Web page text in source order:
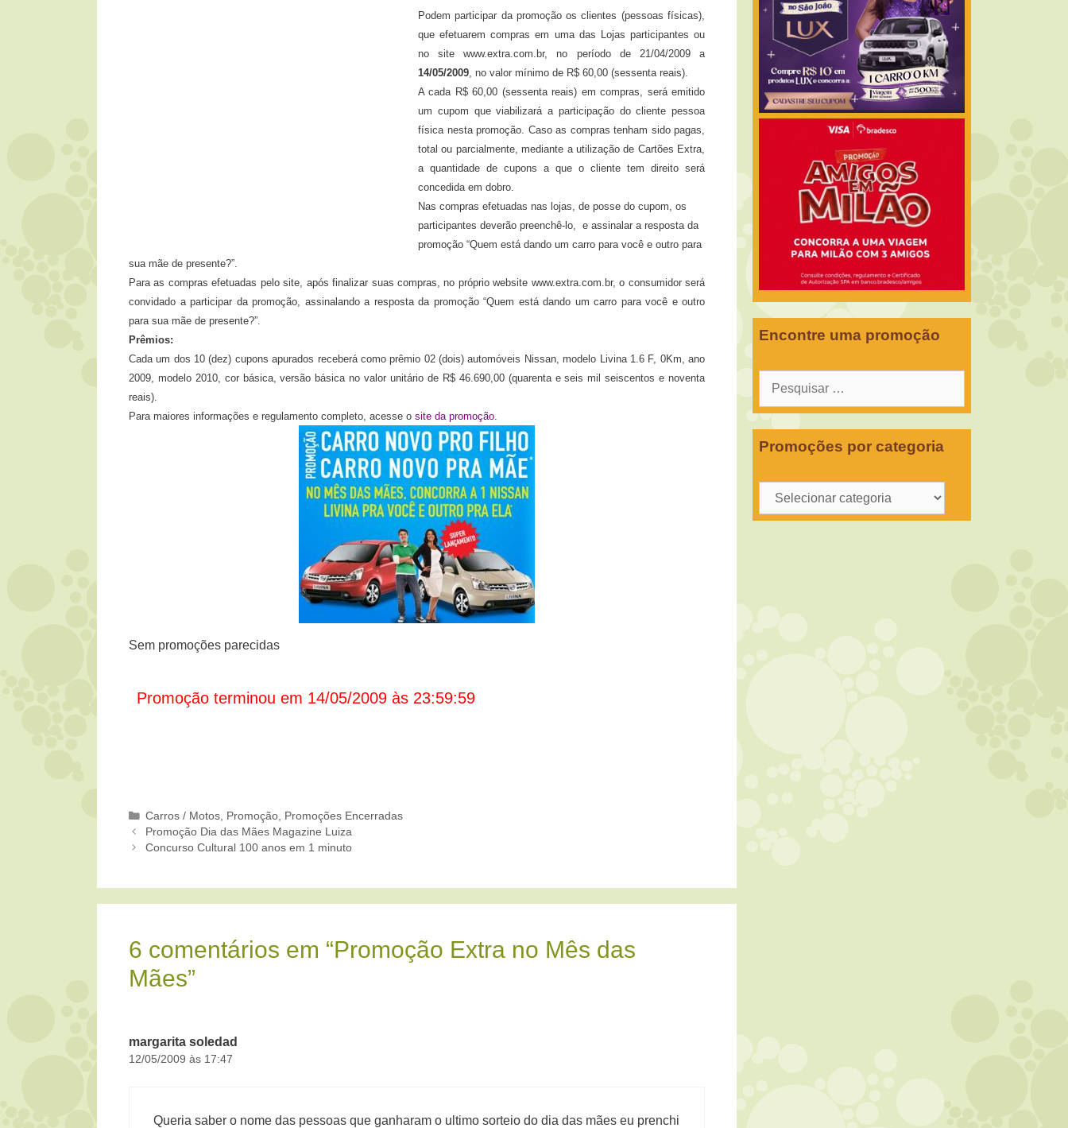
Podem participar da promoção os clientes (pessoas físicas),
que efetuarem compras em uma das Lojas participantes ou
no site www.extra.com.br, no período de 21/04/2009 a
14/05/2009, no valor mínimo de R$ 60,00 (sessenta reais).
A cada R$ 60,00 (sessenta reais) em compras, será emitido
um cupom que viabilizará a participação do cliente pessoa
física nesta promoção. Caso as compras tenham sido pagas,
total ou parcialmente, mediante a utilização de Cartões Extra,
a quantidade de cupons a que o cliente tem direito será
concedida em dobro.
Nas compras efetuadas nas lojas, de posse do cupom, os
participantes deverão preenchê-lo, e assinalar a resposta da
promoção “Quem está dando um carro para você e outro para
sua mãe de presente?”.
Para as compras efetuadas pelo site, após finalizar suas compras, no próprio website www.extra.com.br, o consumidor será
convidado a participar da promoção, assinalando a resposta da promoção “Quem está dando um carro para você e outro
para sua mãe de presente?”.
Prêmios:
Cada um dos 10 (dez) cupons apurados receberá como prêmio 02 (dois) automóveis Nissan, modelo Livina 1.6 F, 0Km, ano
2009, modelo 2010, cor básica, versão básica no valor unitário de R$ 46.690,00 (quarenta e seis mil seiscentos e noventa
reais).
Para maiores informações e regulamento completo, acesse o site da promoção.
Sem promoções parecidas
Promoção terminou em 14/05/2009 às 23:59:59
Categorias
Carros / Motos Promoção Promoções Encerradas
Promoção Dia das Mães Magazine Luiza
Concurso Cultural 100 anos em 1 minuto
6 comentários em “Promoção Extra no Mês das
Mães”
margarita soledad
12/05/2009 às 17:47
Queria saber o nome das pessoas que ganharam o ultimo sorteio do dia das mães eu prenchi
Encontre uma promoção
Pesquisar
Promoções por categoria
Promoções
por